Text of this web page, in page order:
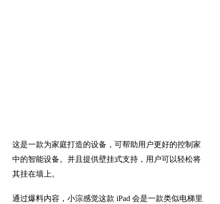
这是一款为家庭打造的设备，可帮助用户更好的控制家
中的智能设备。并且提供壁挂式支持，用户可以轻松将
其挂在墙上。
通过爆料内容，小淙感觉这款 iPad 会是一款类似电梯里